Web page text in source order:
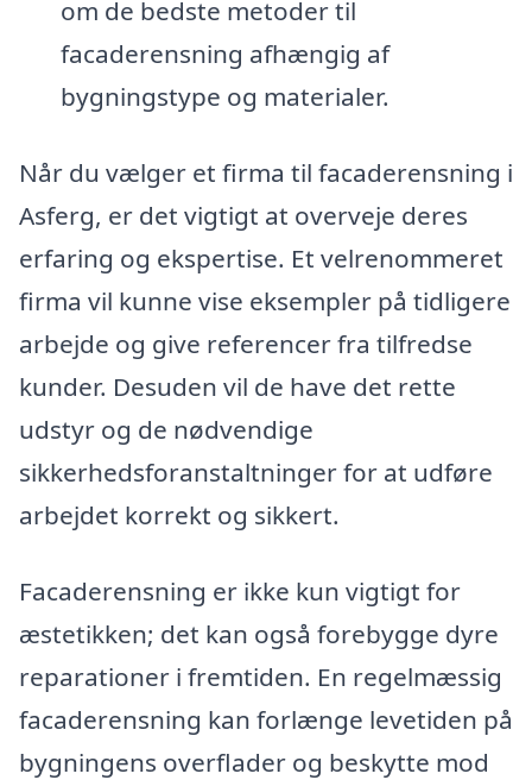
om de bedste metoder til
facaderensning afhængig af
bygningstype og materialer.
Når du vælger et firma til facaderensning i
Asferg, er det vigtigt at overveje deres
erfaring og ekspertise. Et velrenommeret
firma vil kunne vise eksempler på tidligere
arbejde og give referencer fra tilfredse
kunder. Desuden vil de have det rette
udstyr og de nødvendige
sikkerhedsforanstaltninger for at udføre
arbejdet korrekt og sikkert.
Facaderensning er ikke kun vigtigt for
æstetikken; det kan også forebygge dyre
reparationer i fremtiden. En regelmæssig
facaderensning kan forlænge levetiden på
bygningens overflader og beskytte mod